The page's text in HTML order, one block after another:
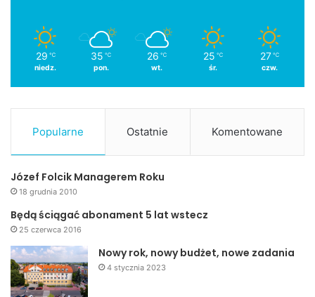
29 ℃
niedz.
35 ℃
pon.
26 ℃
wt.
25 ℃
śr.
27 ℃
czw.
Popularne Ostatnie Komentowane
Józef Folcik Managerem Roku
18 grudnia 2010
Będą ściągać abonament 5 lat wstecz
25 czerwca 2016
Nowy rok, nowy budżet, nowe zadania
4 stycznia 2023